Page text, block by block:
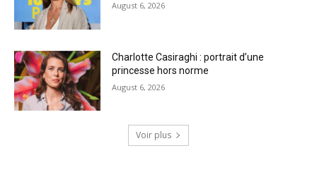
August 6, 2026
Charlotte Casiraghi : portrait d’une
princesse hors norme
August 6, 2026
Voir plus